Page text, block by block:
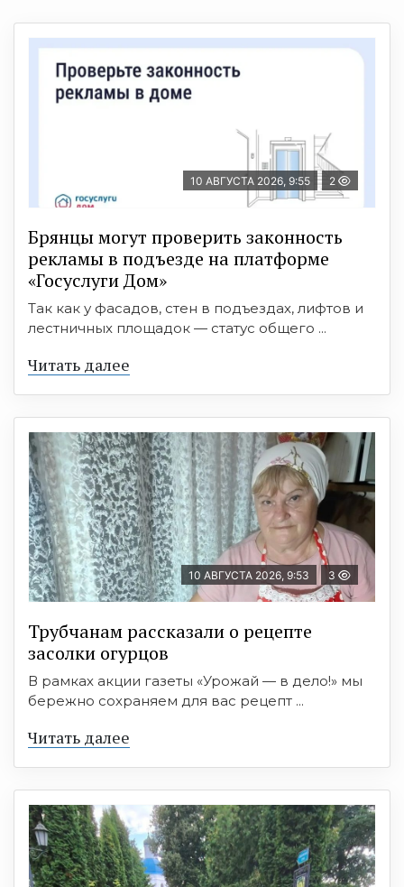
10 АВГУСТА 2026, 9:55 2
Брянцы могут проверить законность
рекламы в подъезде на платформе
«Госуслуги Дом»
Так как у фасадов, стен в подъездах, лифтов и
лестничных площадок — статус общего ...
Читать далее
10 АВГУСТА 2026, 9:53 3
Трубчанам рассказали о рецепте
засолки огурцов
В рамках акции газеты «Урожай — в дело!» мы
бережно сохраняем для вас рецепт ...
Читать далее